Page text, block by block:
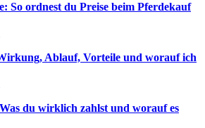
So ordnest du Preise beim Pferdekauf
Ablauf, Vorteile und worauf ich
du wirklich zahlst und worauf es